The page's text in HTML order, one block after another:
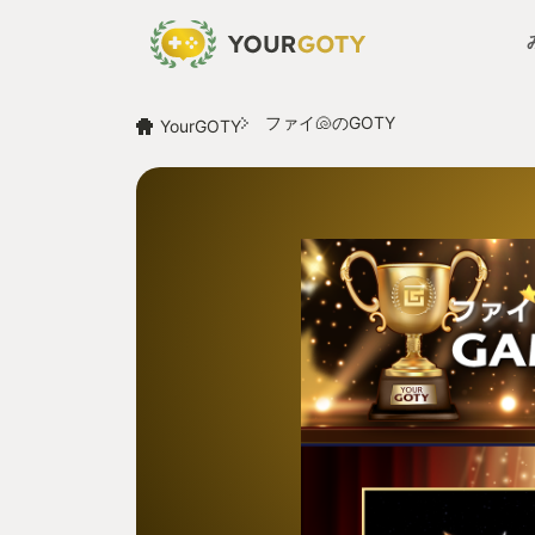
YourGOTY ファイ🐚のGOTY